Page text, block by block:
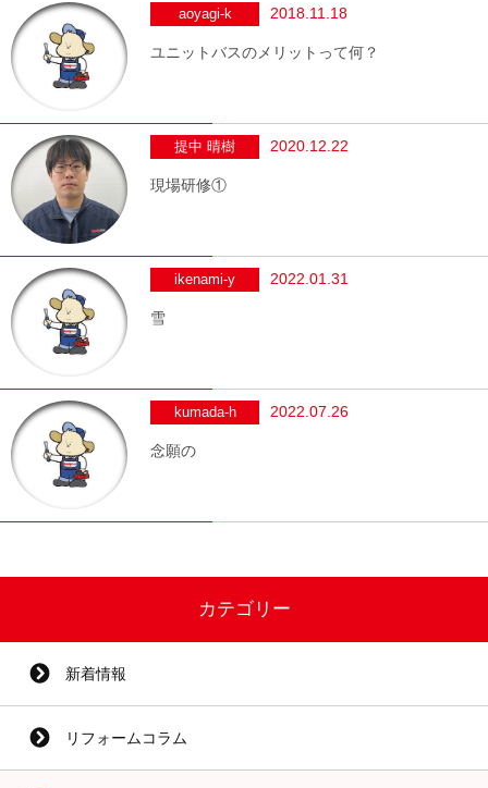
aoyagi-k 2018.11.18
ユニットバスのメリットって何？
提中 晴樹 2020.12.22
現場研修①
ikenami-y 2022.01.31
雪
kumada-h 2022.07.26
念願の
カテゴリー
新着情報
リフォームコラム